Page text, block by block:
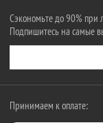
Сэкономьте до 90% при
Подпишитесь на самые
Принимаем к оплате: